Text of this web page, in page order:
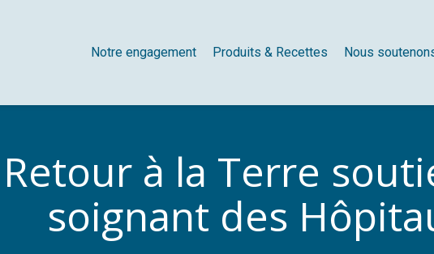
Notre engagement Produits & Recettes Nous
à la Terre
soignant des